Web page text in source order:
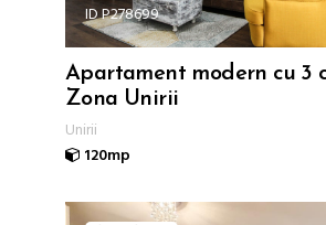
ID P278699
Apartament modern cu 3
Zona Unirii
Unirii
120mp